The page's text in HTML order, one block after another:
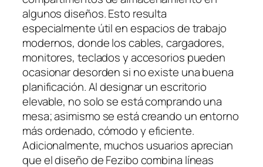
algunos diseños. Esto resulta
especialmente útil en espacios de trabajo
modernos, donde los cables, cargadores,
monitores, teclados y accesorios pueden
ocasionar desorden si no existe una buena
planificación. Al designar un escritorio
elevable, no solo se está comprando una
mesa; asimismo se está creando un entorno
más ordenado, cómodo y eficiente.
Adicionalmente, muchos usuarios aprecian
que el diseño de Fezibo combina líneas